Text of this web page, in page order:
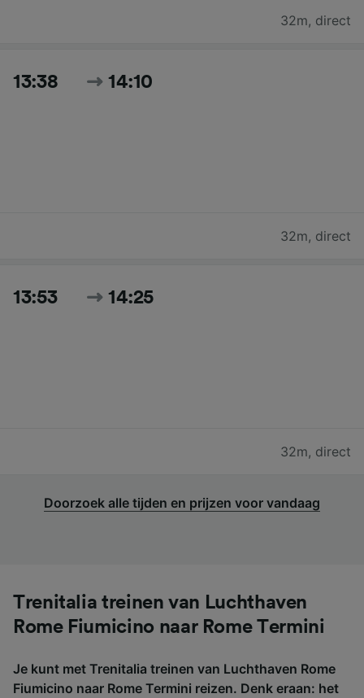
32m, direct
13:38 14:10
32m, direct
13:53 14:25
32m, direct
Doorzoek alle tijden en prijzen voor vandaag
Trenitalia treinen van Luchthaven
Rome Fiumicino naar Rome Termini
Je kunt met Trenitalia treinen van Luchthaven Rome
Fiumicino naar Rome Termini reizen. Denk eraan: het